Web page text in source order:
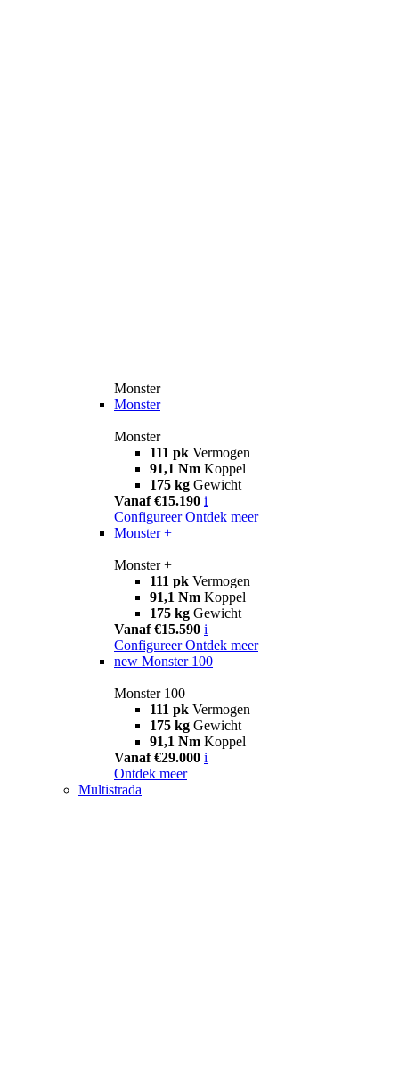
Monster
Monster
Monster
111 pk Vermogen
91,1 Nm Koppel
175 kg Gewicht
Vanaf €15.190 i
Configureer Ontdek meer
Monster +
Monster +
111 pk Vermogen
91,1 Nm Koppel
175 kg Gewicht
Vanaf €15.590 i
Configureer Ontdek meer
new Monster 100
Monster 100
111 pk Vermogen
175 kg Gewicht
91,1 Nm Koppel
Vanaf €29.000 i
Ontdek meer
Multistrada